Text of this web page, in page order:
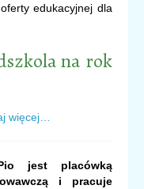
edukacyjnej dla
na rok
więcej…
jest placówką
i pracuje